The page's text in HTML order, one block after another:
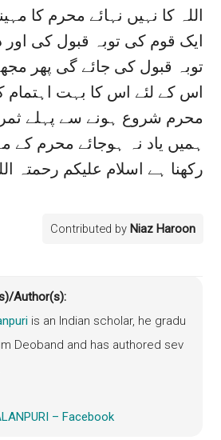
اللہ کا نہیں نہائے محرم کا
ایک قوم کی توبہ قبول کی
توبہ قبول کی جائے گی پھر
اس کے لئے اس کا بہت اہتمام
محرم شروع ہونے سے پہلے ثمر
ہمیں یاد نہ ہوجائے محرم کے
رکھنا ہے اسلام علیکم رحمتہ
Contributed by Niaz Haroon
Author(s):
is an Indian scholar, he gradu
Deoband and has authored sev
– Facebook